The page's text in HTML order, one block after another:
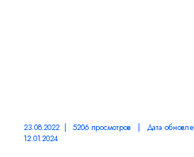
23.08.2022 | 5206 просмотров | Дата
12.01.2024